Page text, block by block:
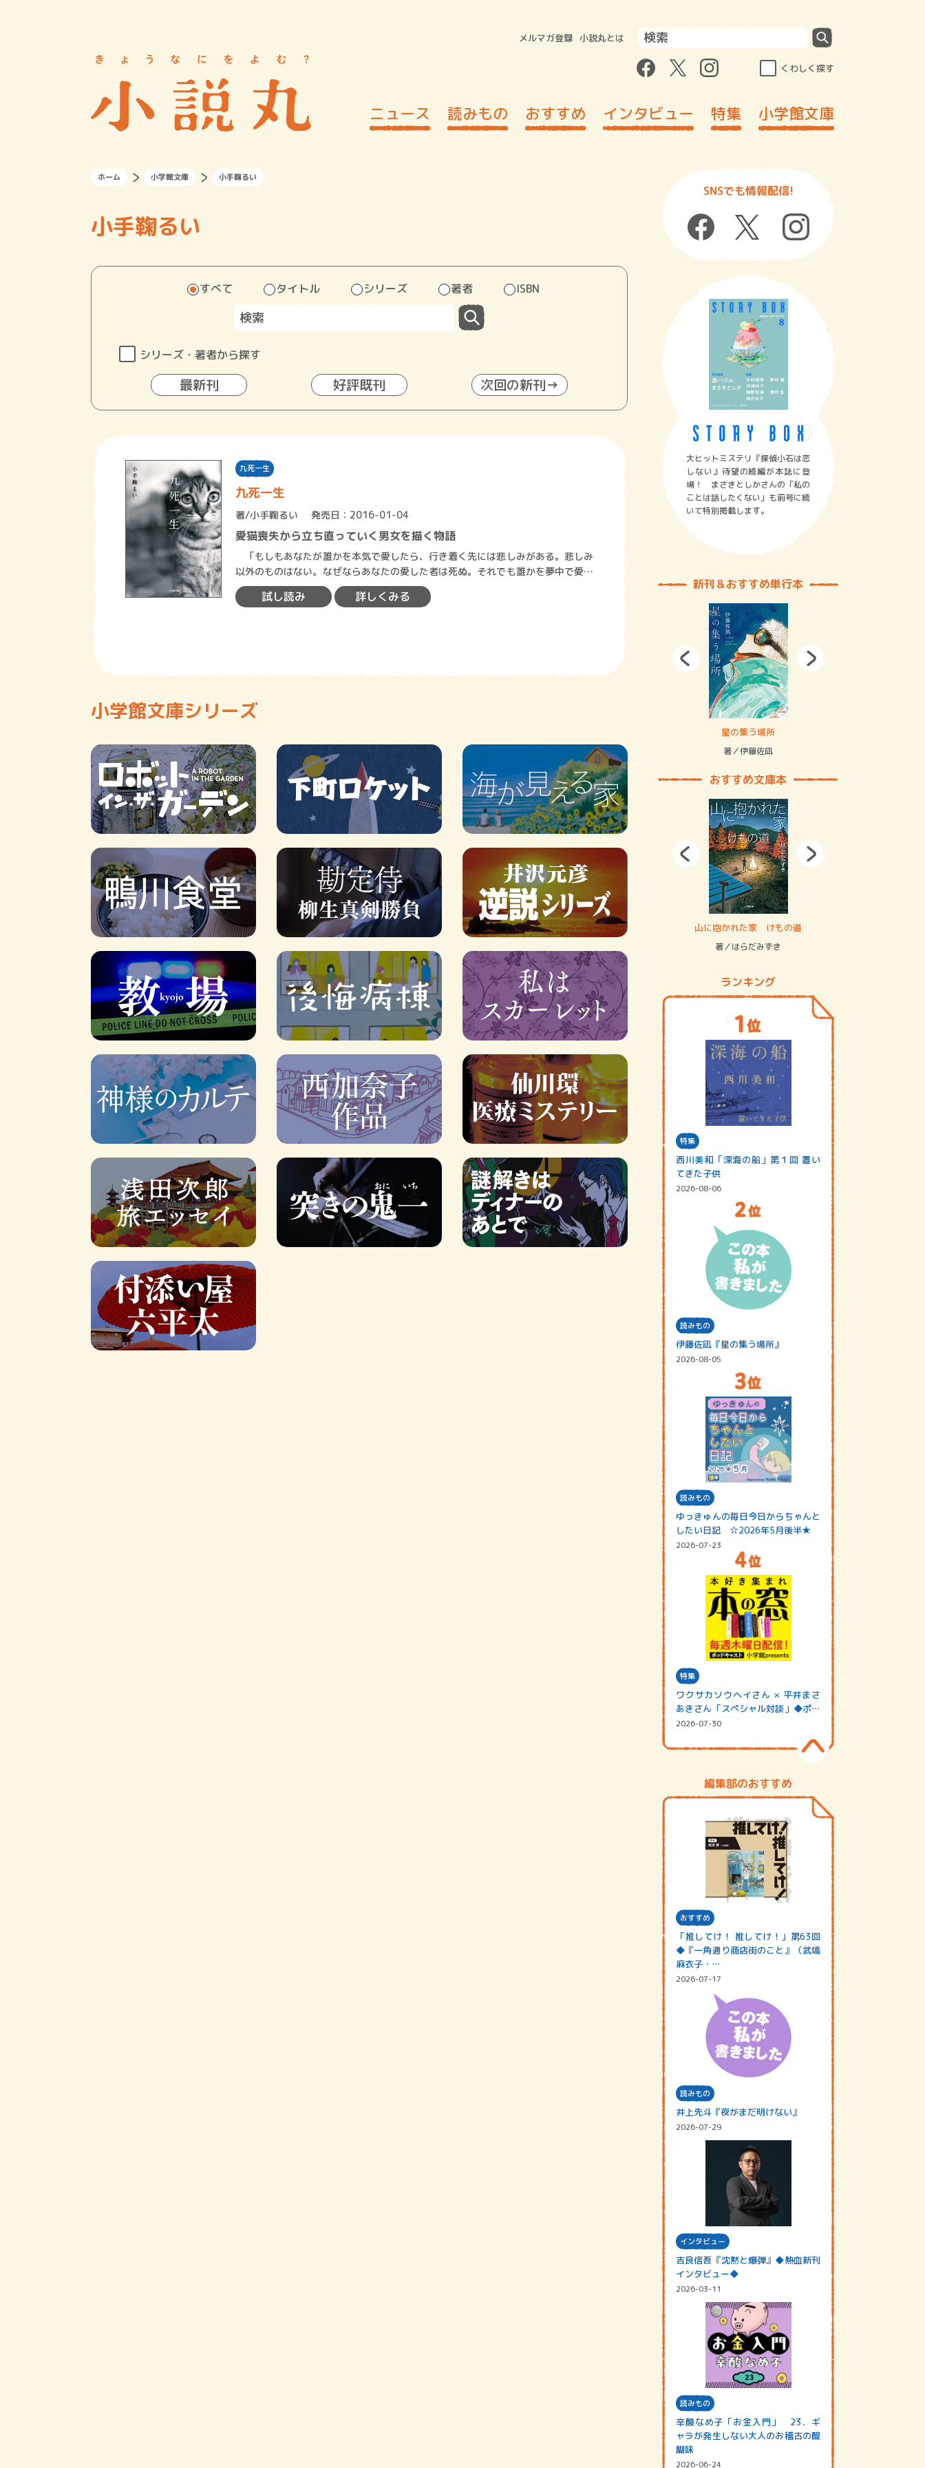
メルマガ登録 小説丸とは
くわしく探す
ニュース 読みもの おすすめ インタビュー 特集 小学館文庫
ホーム 小学館文庫 小手鞠るい
小手鞠るい
すべて タイトル シリーズ 著者 ISBN
シリーズ・著者から探す
最新刊 好評既刊 次回の新刊→
九死一生
九死一生
著/小手鞠るい 発売日：2016-01-04
愛猫喪失から立ち直っていく男女を描く物語
「もしもあなたが誰かを本気で愛したら、行き着く先には悲しみがある。悲しみ
以外のものはない。なぜならあなたの愛した者は死ぬ。それでも誰かを夢中で愛し
たあなたは救われる。私にそのことを教え…
試し読み 詳しくみる
小学館文庫シリーズ
SNSでも情報配信!
大ヒットミステリ『探偵小石は恋
しない』待望の続編が本誌に登
場！ まさきとしかさんの「私の
ことは話したくない」も前号に続
いて特別掲載します。
新刊＆おすすめ単行本
著／川瀬七緒
星の集う場所
著／伊藤佐凪
おすすめ文庫本
ロボット・イン・ザ・システム 山に抱かれた家 けもの道
著／はらだみずき
ランキング
特集
西川美和「深海の船」第１回 置い
てきた子供
2026-08-06
読みもの
伊藤佐凪『星の集う場所』
2026-08-05
読みもの
ゆっきゅんの毎日今日からちゃんと
したい日記 ☆2026年5月後半★
2026-07-23
特集
ワクサカソウヘイさん × 平井まさ
あきさん「スペシャル対談」◆ポッ
ドキャスト…
2026-07-30
編集部のおすすめ
おすすめ
「推してけ！ 推してけ！」第63回
◆『一角通り商店街のこと』（武塙
麻衣子・…
2026-07-17
読みもの
井上先斗『夜がまだ明けない』
2026-07-29
インタビュー
吉良信吾『沈黙と爆弾』◆熱血新刊
インタビュー◆
2026-03-11
読みもの
辛酸なめ子「お金入門」 23．ギ
ャラが発生しない大人のお稽古の醍
醐味
2026-06-24